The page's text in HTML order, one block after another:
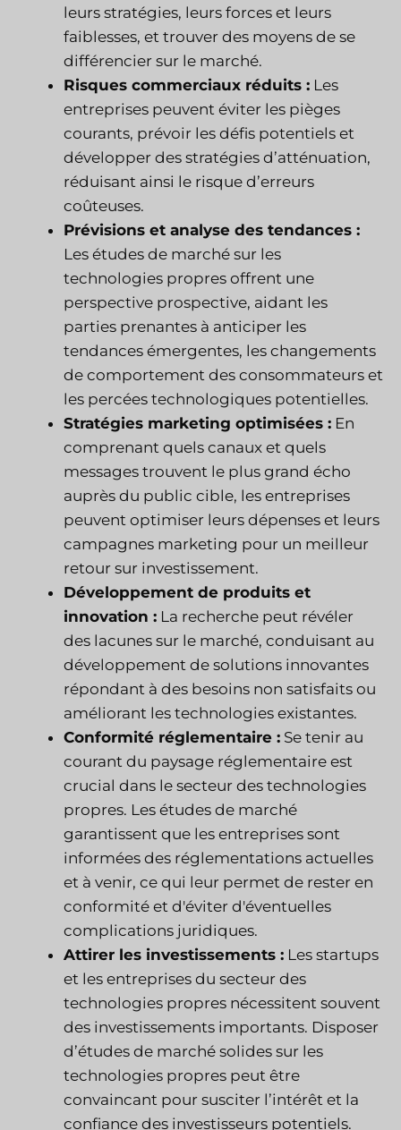
leurs stratégies, leurs forces et leurs
faiblesses, et trouver des moyens de se
différencier sur le marché.
Risques commerciaux réduits : Les
entreprises peuvent éviter les pièges
courants, prévoir les défis potentiels et
développer des stratégies d’atténuation,
réduisant ainsi le risque d’erreurs
coûteuses.
Prévisions et analyse des tendances :
Les études de marché sur les
technologies propres offrent une
perspective prospective, aidant les
parties prenantes à anticiper les
tendances émergentes, les changements
de comportement des consommateurs et
les percées technologiques potentielles.
Stratégies marketing optimisées : En
comprenant quels canaux et quels
messages trouvent le plus grand écho
auprès du public cible, les entreprises
peuvent optimiser leurs dépenses et leurs
campagnes marketing pour un meilleur
retour sur investissement.
Développement de produits et
innovation : La recherche peut révéler
des lacunes sur le marché, conduisant au
développement de solutions innovantes
répondant à des besoins non satisfaits ou
améliorant les technologies existantes.
Conformité réglementaire : Se tenir au
courant du paysage réglementaire est
crucial dans le secteur des technologies
propres. Les études de marché
garantissent que les entreprises sont
informées des réglementations actuelles
et à venir, ce qui leur permet de rester en
conformité et d'éviter d'éventuelles
complications juridiques.
Attirer les investissements : Les startups
et les entreprises du secteur des
technologies propres nécessitent souvent
des investissements importants. Disposer
d’études de marché solides sur les
technologies propres peut être
convaincant pour susciter l’intérêt et la
confiance des investisseurs potentiels.